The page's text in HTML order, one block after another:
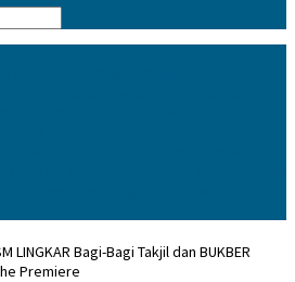
LINGKAR Bagi-Bagi Takjil dan BUKBER
Premiere